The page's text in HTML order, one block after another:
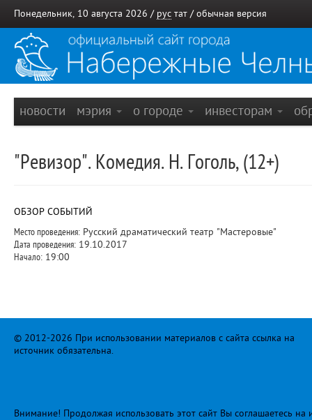
Понедельник, 10 августа 2026 / рус тат / обычная версия
новости мэрия о городе инвесторам
"Ревизор". Комедия. Н. Гоголь, (12+)
ОБЗОР СОБЫТИЙ
Место проведения: Русский драматический театр "Мастеровые"
Дата проведения: 19.10.2017
Начало: 19:00
© 2012-2026 При использовании материалов с сайта ссылка на
источник обязательна.
Внимание! Продолжая использовать этот сайт Вы соглашаетесь